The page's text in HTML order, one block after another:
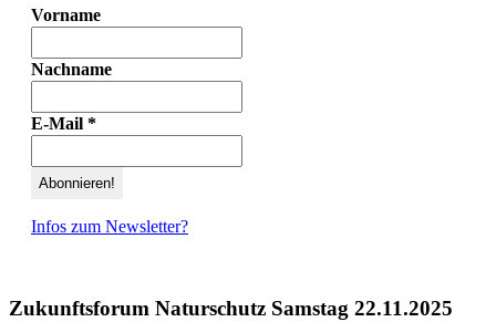
Vorname
Nachname
E-Mail *
Infos zum Newsletter?
Zukunftsforum Naturschutz Samstag 22.11.2025